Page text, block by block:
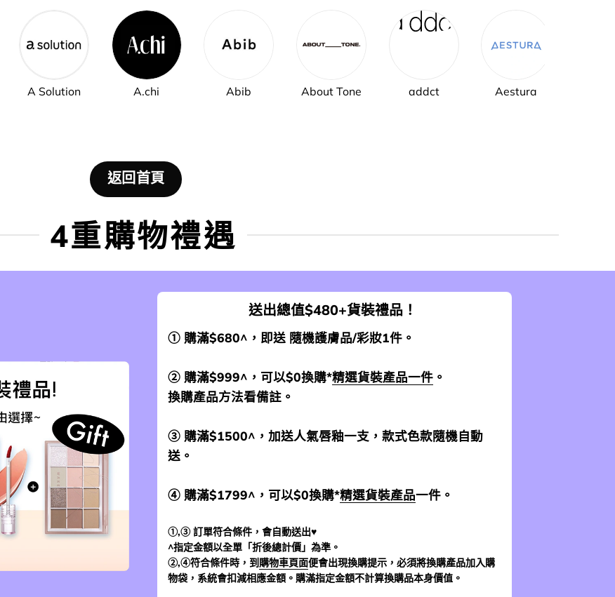
A Solution A.chi Abib About Tone addct Aestura
返回首頁
4重購物禮遇
送出總值$480+貨裝禮品！
① 購滿$680^，即送 隨機護膚品/彩妝1件。
② 購滿$999^，可以$0換購*精選貨裝產品一件 。
換購產品方法看備註。
③ 購滿$1500^，加送人氣唇釉一支，款式色款隨機自動
送。
④ 購滿$1799^，可以$0換購*精選貨裝產品一件。
①,③ 訂單符合條件，會自動送出♥
^指定金額以全單「折後總計價」為準。
②,④符合條件時，到 購物車頁面便會出現換購提示，必須將換購產品加入購
物袋，系統會扣減相應金額。購滿指定金額不計算換購品本身價值。